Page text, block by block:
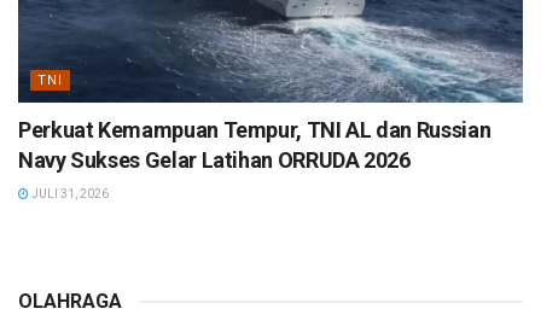
TNI
Perkuat Kemampuan Tempur, TNI AL dan Russian
Navy Sukses Gelar Latihan ORRUDA 2026
JULI 31, 2026
OLAHRAGA